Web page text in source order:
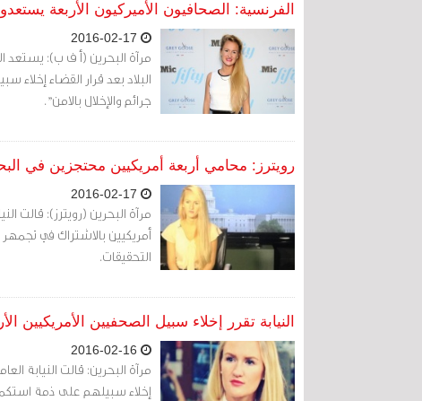
الفرنسية: الصحافيون الأميركيون الأربعة
مرآة البحرين (أ ف ب): يستعد
البلاد بعد قرار القضاء
جرائم والإخلال بالامن".
رويترز: محامي أربعة أمريكيين محتجزين في
مرآة البحرين (رويترز): قالت
أمريكيين بالاشتراك في
التحقيقات.
النيابة تقرر إخلاء سبيل الصحفيين
مرآة البحرين: قالت النيابة
إخلاء سبيلهم على ذمة